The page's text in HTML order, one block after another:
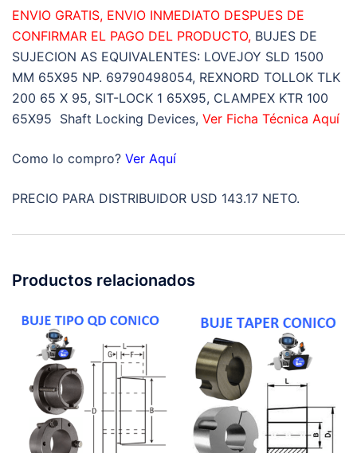
24mm
ANCHO
Lt:
32mm
cantidad
ENVIO GRATIS, ENVIO INMEDIATO DESPUES DE
CONFIRMAR EL PAGO DEL PRODUCTO, BUJES DE
SUJECION AS EQUIVALENTES: LOVEJOY SLD 1500
MM 65X95 NP. 69790498054, REXNORD TOLLOK TLK
200 65 X 95, SIT-LOCK 1 65X95, CLAMPEX KTR 100
65X95 Shaft Locking Devices, Ver Ficha Técnica Aquí
Como lo compro? Ver Aquí
PRECIO PARA DISTRIBUIDOR USD 143.17 NETO.
Productos relacionados